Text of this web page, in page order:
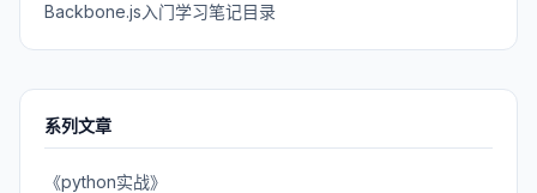
Backbone.js入门学习笔记目录
系列文章
《python实战》